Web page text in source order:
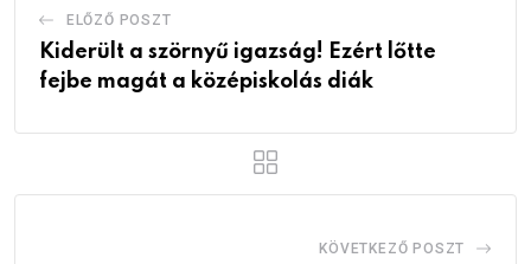
ELŐZŐ POSZT
Kiderült a szörnyű igazság! Ezért lőtte
fejbe magát a középiskolás diák
KÖVETKEZŐ POSZT